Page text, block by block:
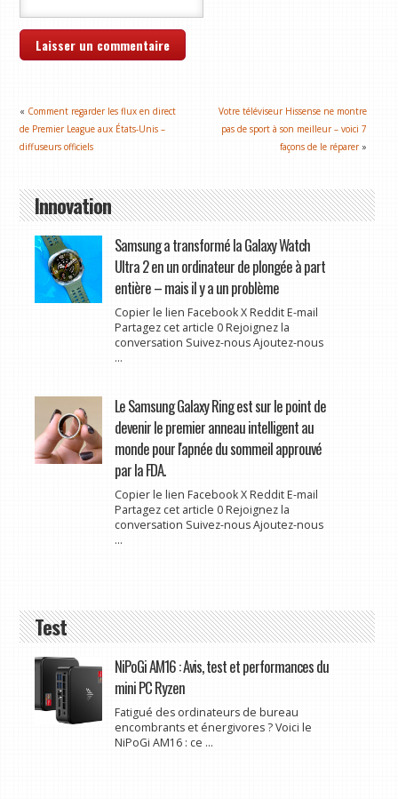
« Comment regarder les flux en direct
de Premier League aux États-Unis –
diffuseurs officiels
Votre téléviseur Hissense ne montre
pas de sport à son meilleur – voici 7
façons de le réparer »
Innovation
Samsung a transformé la Galaxy Watch
Ultra 2 en un ordinateur de plongée à part
entière – mais il y a un problème
Copier le lien Facebook X Reddit E-mail
Partagez cet article 0 Rejoignez la
conversation Suivez-nous Ajoutez-nous
...
Le Samsung Galaxy Ring est sur le point de
devenir le premier anneau intelligent au
monde pour l'apnée du sommeil approuvé
par la FDA.
Copier le lien Facebook X Reddit E-mail
Partagez cet article 0 Rejoignez la
conversation Suivez-nous Ajoutez-nous
...
Test
NiPoGi AM16 : Avis, test et performances du
mini PC Ryzen
Fatigué des ordinateurs de bureau
encombrants et énergivores ? Voici le
NiPoGi AM16 : ce ...